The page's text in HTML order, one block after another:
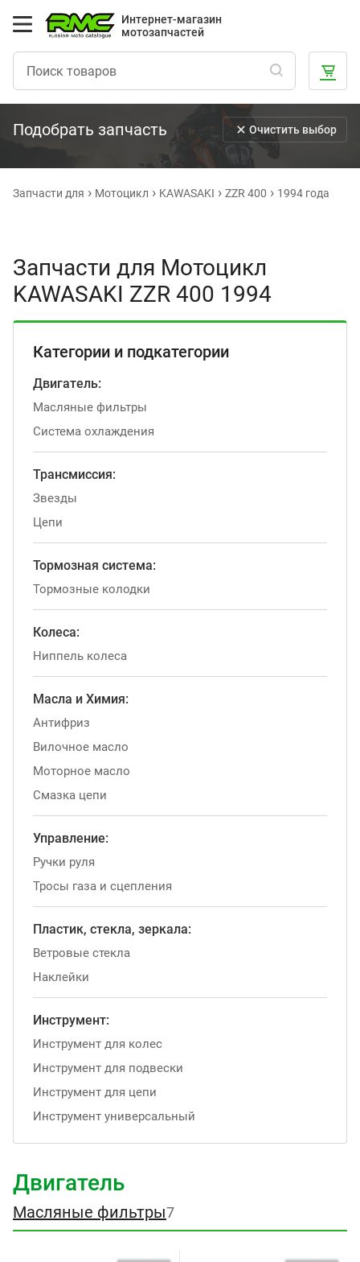
Интернет-магазин
мотозапчастей
Подобрать запчасть Очистить выбор
Запчасти для Мотоцикл KAWASAKI ZZR 400 1994 года
Запчасти для Мотоцикл
KAWASAKI ZZR 400 1994
Категории и подкатегории
Двигатель:
Масляные фильтры
Система охлаждения
Трансмиссия:
Звезды
Цепи
Тормозная система:
Тормозные колодки
Колеса:
Ниппель колеса
Масла и Химия:
Антифриз
Вилочное масло
Моторное масло
Смазка цепи
Управление:
Ручки руля
Тросы газа и сцепления
Пластик, стекла, зеркала:
Ветровые стекла
Наклейки
Инструмент:
Инструмент для колес
Инструмент для подвески
Инструмент для цепи
Инструмент универсальный
Двигатель
Масляные фильтры7